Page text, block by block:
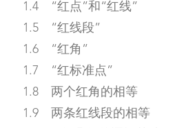
1.4 “红点”和“红线”
1.5 “红线段”
1.6 “红角”
1.7 “红标准点”
1.8 两个红角的相等
1.9 两条红线段的相等